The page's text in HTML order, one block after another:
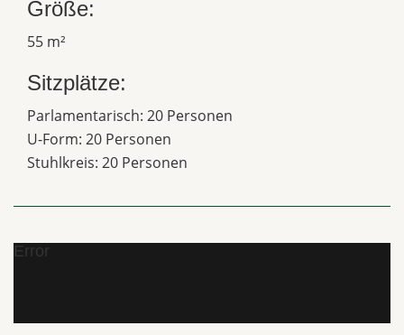
Größe:
55 m²
Sitzplätze:
Parlamentarisch: 20 Personen
U-Form: 20 Personen
Stuhlkreis: 20 Personen
Error